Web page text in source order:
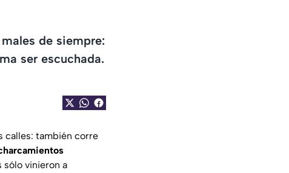
de siempre:
ser escuchada.
calles: también corre
sólo vinieron a